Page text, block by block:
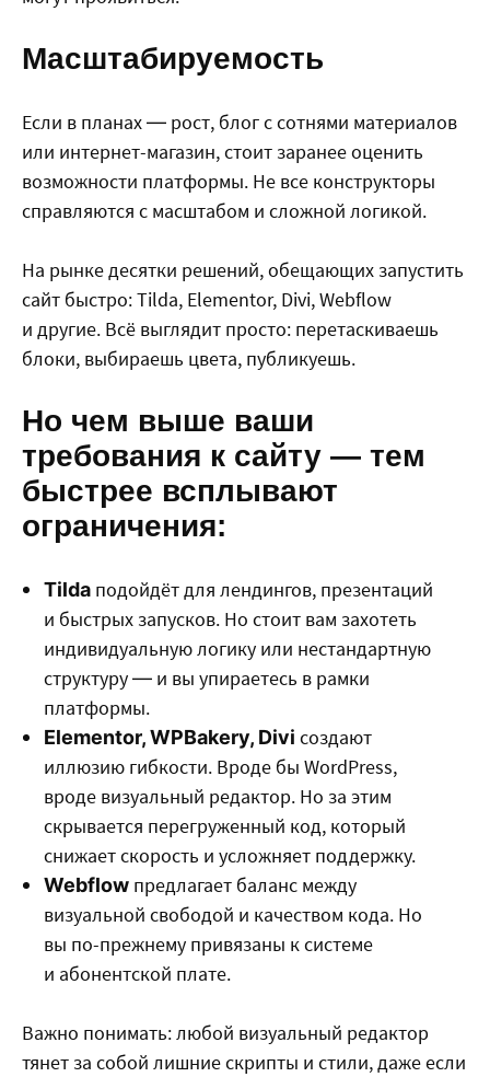
Масштабируемость
Если в планах — рост, блог с сотнями материалов
или интернет-магазин, стоит заранее оценить
возможности платформы. Не все конструкторы
справляются с масштабом и сложной логикой.
На рынке десятки решений, обещающих запустить
сайт быстро: Tilda, Elementor, Divi, Webflow
и другие. Всё выглядит просто: перетаскиваешь
блоки, выбираешь цвета, публикуешь.
Но чем выше ваши
требования к сайту — тем
быстрее всплывают
ограничения:
Tilda подойдёт для лендингов, презентаций
и быстрых запусков. Но стоит вам захотеть
индивидуальную логику или нестандартную
структуру — и вы упираетесь в рамки
платформы.
Elementor, WPBakery, Divi создают
иллюзию гибкости. Вроде бы WordPress,
вроде визуальный редактор. Но за этим
скрывается перегруженный код, который
снижает скорость и усложняет поддержку.
Webflow предлагает баланс между
визуальной свободой и качеством кода. Но
вы по-прежнему привязаны к системе
и абонентской плате.
Важно понимать: любой визуальный редактор
тянет за собой лишние скрипты и стили, даже если